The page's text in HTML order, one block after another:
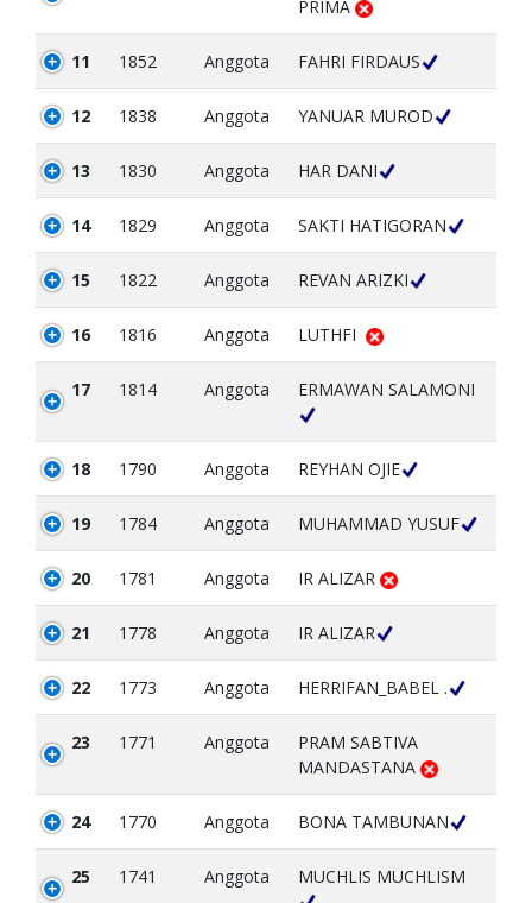
PRIMA
11 1852 Anggota FAHRI FIRDAUS
12 1838 Anggota YANUAR MUROD
13 1830 Anggota HAR DANI
14 1829 Anggota SAKTI HATIGORAN
15 1822 Anggota REVAN ARIZKI
16 1816 Anggota LUTHFI
17 1814 Anggota ERMAWAN SALAMONI
18 1790 Anggota REYHAN OJIE
19 1784 Anggota MUHAMMAD YUSUF
20 1781 Anggota IR ALIZAR
21 1778 Anggota IR ALIZAR
22 1773 Anggota HERRIFAN_BABEL .
23 1771 Anggota
PRAM SABTIVA
MANDASTANA
24 1770 Anggota BONA TAMBUNAN
25 1741 Anggota MUCHLIS MUCHLISM